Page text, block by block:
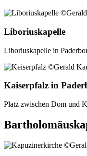
Liboriuskapelle
Liboriuskapelle in
Kaiserpfalz in
Platz zwischen Dom und